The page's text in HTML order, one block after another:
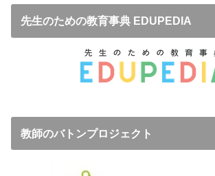
先生のための教育事典 EDUPEDIA
教師のバトンプロジェクト